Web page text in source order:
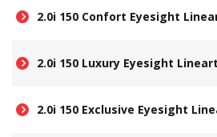
2.0i 150 Confort Eyesight
2.0i 150 Luxury Eyesight
2.0i 150 Exclusive Eyesight